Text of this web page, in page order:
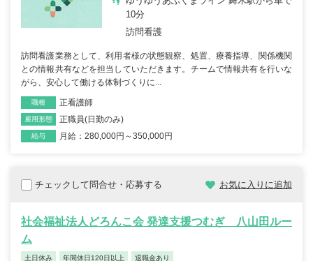
10分
訪問看護
訪問看護業務として、利用者様の状態観察、処置、療養指導、関係機関
との情報共有などを担当していただきます。チームで情報共有を行いな
がら、安心して働ける体制づくりに...
職種 正看護師
雇用形態 正職員(日勤のみ)
給与 月給：280,000円～350,000円
チェックして問合せ・応募する お気に入りに追加
社会福祉法人どろんこ会 発達支援つむぎ 八山田ルー
ム
土日休み 年間休日120日以上 退職金あり